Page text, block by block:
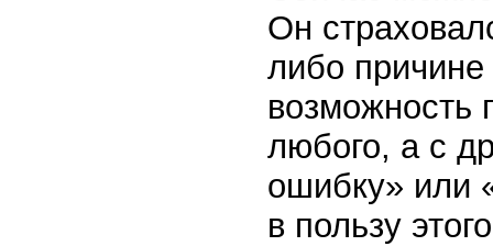
Он
либо
возможность
любого, а с
ошибку» или
в пользу